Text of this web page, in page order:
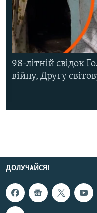
98-літній свідок
війну, Другу
ДОЛУЧАЙСЯ!